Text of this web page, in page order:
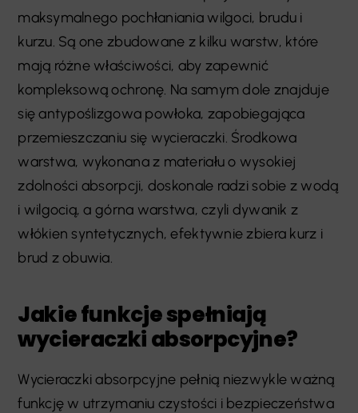
maksymalnego pochłaniania wilgoci, brudu i
kurzu. Są one zbudowane z kilku warstw, które
mają różne właściwości, aby zapewnić
kompleksową ochronę. Na samym dole znajduje
się antypoślizgowa powłoka, zapobiegająca
przemieszczaniu się wycieraczki. Środkowa
warstwa, wykonana z materiału o wysokiej
zdolności absorpcji, doskonale radzi sobie z wodą
i wilgocią, a górna warstwa, czyli dywanik z
włókien syntetycznych, efektywnie zbiera kurz i
brud z obuwia.
Jakie funkcje spełniają
wycieraczki absorpcyjne?
Wycieraczki absorpcyjne pełnią niezwykle ważną
funkcję w utrzymaniu czystości i bezpieczeństwa